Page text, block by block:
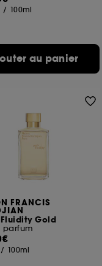
/ 100ml
au panier
FRANCIS
Gold
parfum
/ 100ml